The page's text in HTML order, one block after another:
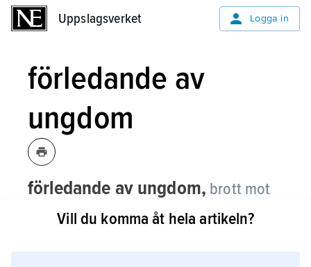
Uppslagsverket Logga in
förledande av
ungdom
förledande av ungdom, brott mot
allmän ordning som består i att bland
barn och ungdom sprida skrift, bild eller
Vill du komma åt hela artikeln?